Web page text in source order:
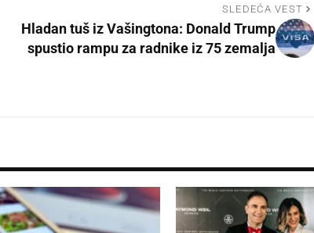
SLEDEĆA VEST
Hladan tuš iz Vašingtona: Donald Trump
spustio rampu za radnike iz 75 zemalja